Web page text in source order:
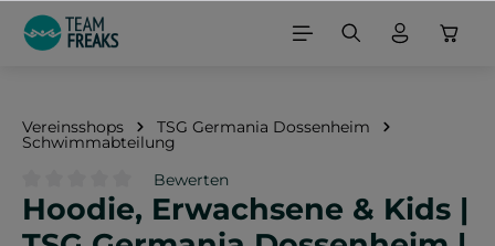
springen
Vereinsshops TSG Germania Dossenheim
Schwimmabteilung
Durchschnittliche Bewertung von 0 von 5 Sternen
Bewerten
Hoodie, Erwachsene & Kids |